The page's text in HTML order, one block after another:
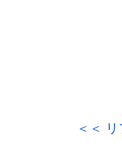
＜＜